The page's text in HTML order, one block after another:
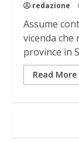
redazione
Assume
vicenda che
province in
Read More